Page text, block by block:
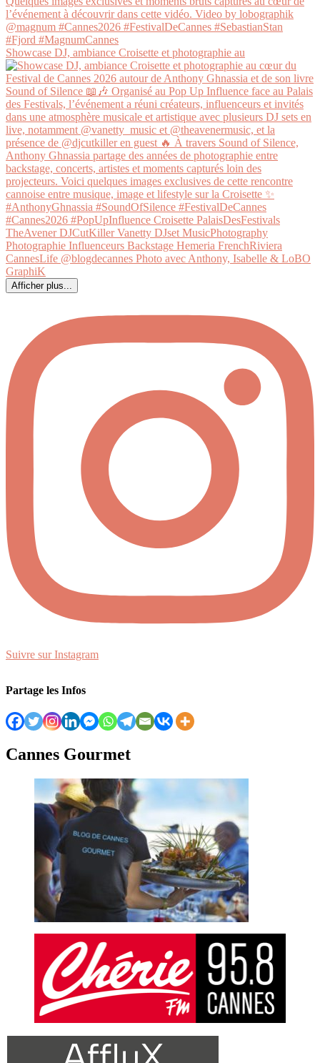
Showcase DJ, ambiance Croisette et photographie au
Afficher plus...
Suivre sur Instagram
Partage les Infos
Cannes Gourmet